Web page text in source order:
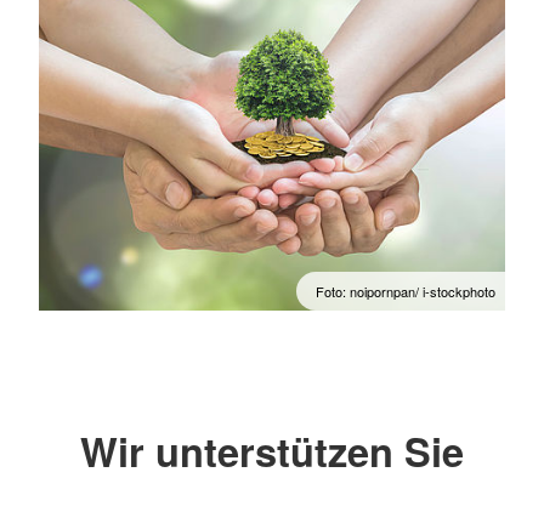
Foto: noipornpan/ i-stockphoto
Wir unterstützen Sie